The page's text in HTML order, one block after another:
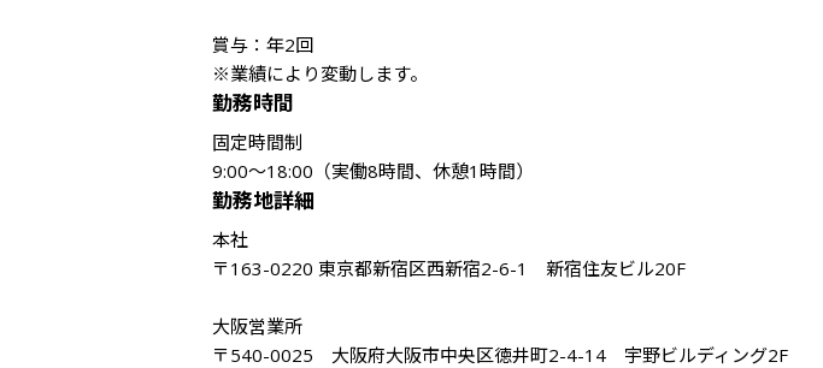
賞与：年2回
※業績により変動します。
勤務時間
固定時間制
9:00〜18:00（実働8時間、休憩1時間）
勤務地詳細
本社
〒163-0220 東京都新宿区西新宿2-6-1　新宿住友ビル20F
大阪営業所
〒540-0025　大阪府大阪市中央区徳井町2-4-14　宇野ビルディング2F